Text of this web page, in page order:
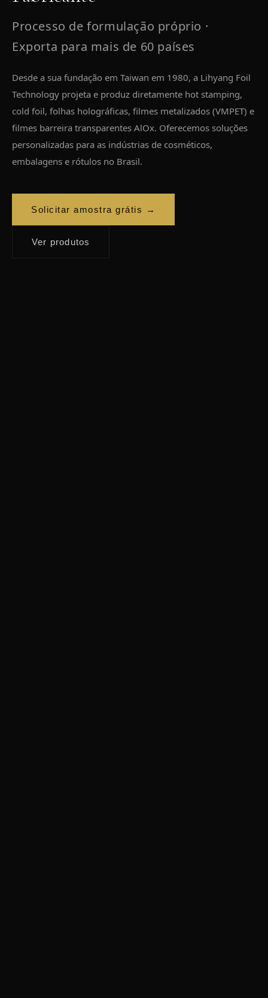
Processo de formulação próprio ·
Exporta para mais de 60 países
Desde a sua fundação em Taiwan em 1980, a Lihyang Foil
Technology projeta e produz diretamente hot stamping,
cold foil, folhas holográficas, filmes metalizados (VMPET) e
filmes barreira transparentes AlOx. Oferecemos soluções
personalizadas para as indústrias de cosméticos,
embalagens e rótulos no Brasil.
Solicitar amostra grátis →
Ver produtos